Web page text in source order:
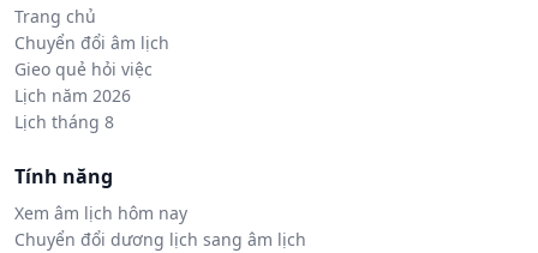
Trang chủ
Chuyển đổi âm lịch
Gieo quẻ hỏi việc
Lịch năm 2026
Lịch tháng 8
Tính năng
Xem âm lịch hôm nay
Chuyển đổi dương lịch sang âm lịch